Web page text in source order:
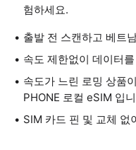
험하세요.
출발 전 스캔하고 베트
속도 제한없이 데이터
속도가 느린 로밍 상품
PHONE 로컬 eSIM 입
SIM 카드 핀 및 교체 없